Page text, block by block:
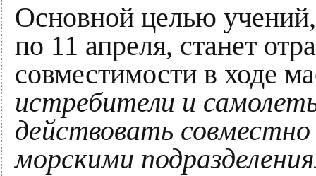
Основной целью
по 11 апреля, станет
совместимости в ходе
истребители и
действовать совместно
морскими